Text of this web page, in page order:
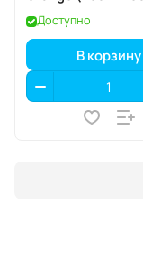
оранжевый)
Доступно
В корзину